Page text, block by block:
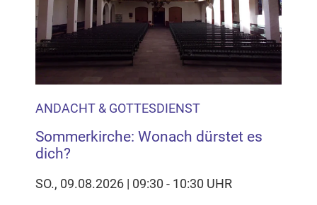
ANDACHT & GOTTESDIENST
Sommerkirche: Wonach dürstet es
dich?
SO., 09.08.2026 | 09:30 - 10:30 UHR